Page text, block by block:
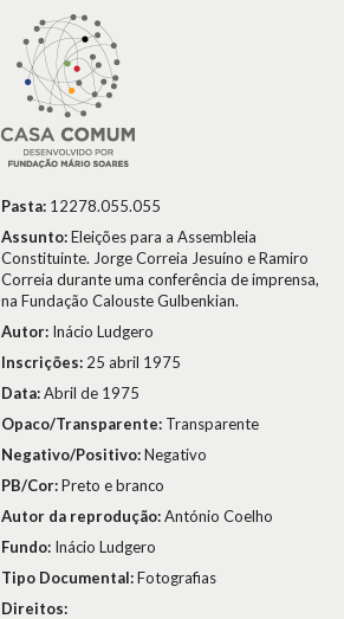
Pasta: 12278.055.055
Assunto:Eleições para a Assembleia
Constituinte. Jorge Correia Jesuíno e Ramiro
Correia durante uma conferência de imprensa,
na Fundação Calouste Gulbenkian.
Autor: Inácio Ludgero
Inscrições: 25 abril 1975
Data:Abril de 1975
Opaco/Transparente: Transparente
Negativo/Positivo:Negativo
PB/Cor:Preto e branco
Autor da reprodução:António Coelho
Fundo: Inácio Ludgero
Tipo Documental:Fotografias
Direitos: